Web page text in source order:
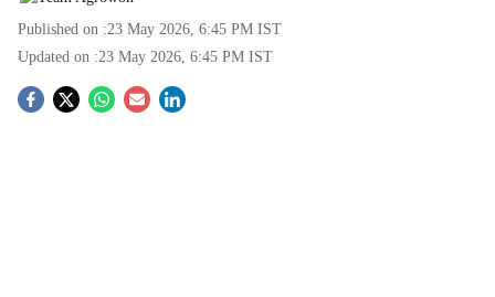
Published on :23 May 2026, 6:45 PM IST
Updated on :23 May 2026, 6:45 PM IST
S